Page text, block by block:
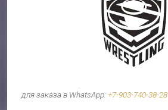
для заказа в WhatsАрр:+7-903-740-38-28